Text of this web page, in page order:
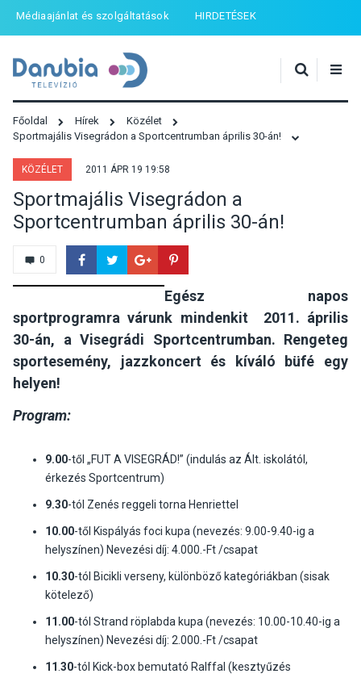
Médiaajánlat és szolgáltatások HIRDETÉSEK
Főoldal Hírek
Közélet
Sportmajális Visegrádon a Sportcentrumban április 30-án!
KÖZÉLET 2011 ÁPR 19 19:58
Sportmajális Visegrádon a
Sportcentrumban április 30-án!
0
Egész napos
sportprogramra várunk mindenkit 2011. április
30-án, a Visegrádi Sportcentrumban. Rengeteg
sportesemény, jazzkoncert és kíváló büfé egy
helyen!
Program:
9.00-től „FUT A VISEGRÁD!” (indulás az Ált. iskolától,
érkezés Sportcentrum)
9.30-tól Zenés reggeli torna Henriettel
10.00-től Kispályás foci kupa (nevezés: 9.00-9.40-ig a
helyszínen) Nevezési díj: 4.000.-Ft /csapat
10.30-tól Bicikli verseny, különböző kategóriákban (sisak
kötelező)
11.00-tól Strand röplabda kupa (nevezés: 10.00-10.40-ig a
helyszínen) Nevezési díj: 2.000.-Ft /csapat
11 30-tól Kick-box bemutató Ralffal (kesztyűzés